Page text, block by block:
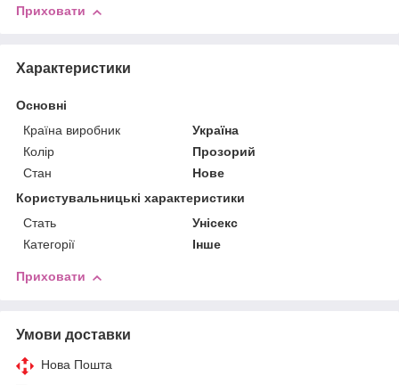
Приховати
Характеристики
Основні
Країна виробник
Україна
Колір
Прозорий
Стан
Нове
Користувальницькі характеристики
Стать
Унісекс
Категорії
Інше
Приховати
Умови доставки
Нова Пошта